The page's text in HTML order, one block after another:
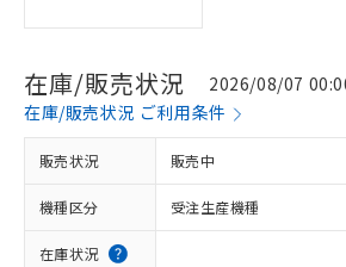
在庫/販売状況
2026/08/07
在庫/販売状況 ご利用条件
販売状況 販売中
機種区分 受注生産機種
在庫状況